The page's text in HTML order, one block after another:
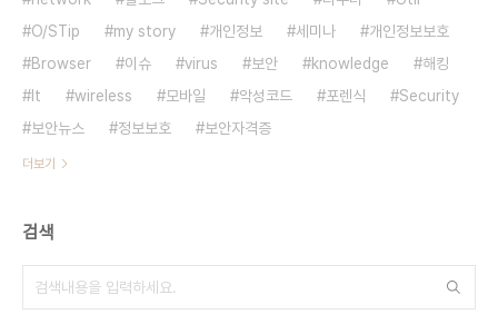
O/STip
my story 개인정보 세미나
개인정보보호
Browser
이슈 virus 보안 knowledge
해킹
It
wireless 모바일 악성코드 포렌식
Security
보안뉴스
정보보호 보안자격증
더보기
검색